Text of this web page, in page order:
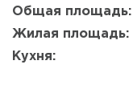
Общая площадь:
Жилая площадь:
Кухня: